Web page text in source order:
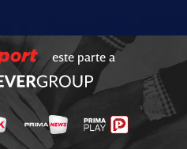
este parte a